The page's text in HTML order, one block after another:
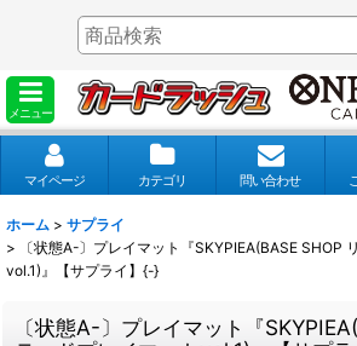
メニュー
マイページ カテゴリ 問い合わせ
ホーム > サプライ
>
〔状態A-〕プレイマット『SKYPIEA(BASE SHOP
vol.1)』【サプライ】{-}
〔状態A-〕プレイマット『